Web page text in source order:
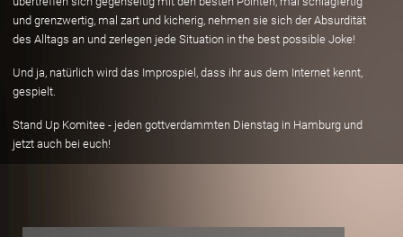
und grenzwertig, mal zart und kicherig, nehmen sie sich der Absurdität
des Alltags an und zerlegen jede Situation in the best possible Joke!
Und ja, natürlich wird das Improspiel, dass ihr aus dem Internet kennt,
gespielt.
Stand Up Komitee - jeden gottverdammten Dienstag in Hamburg und
jetzt auch bei euch!